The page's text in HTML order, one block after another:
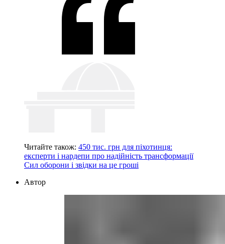
Читайте також: 450 тис. грн для піхотинця:
експерти і нардепи про надійність трансформації
Сил оборони і звідки на це гроші
Автор